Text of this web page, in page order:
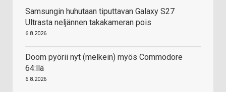
Samsungin huhutaan tiputtavan Galaxy S27
Ultrasta neljännen takakameran pois
6.8.2026
Doom pyörii nyt (melkein) myös Commodore
64:llä
6.8.2026